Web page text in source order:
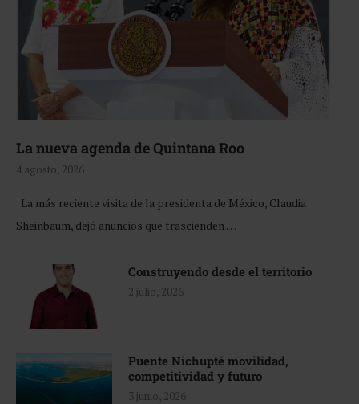
La nueva agenda de Quintana Roo
4 agosto, 2026
La más reciente visita de la presidenta de México, Claudia
Sheinbaum, dejó anuncios que trascienden …
Construyendo desde el territorio
2 julio, 2026
Puente Nichupté movilidad,
competitividad y futuro
3 junio, 2026